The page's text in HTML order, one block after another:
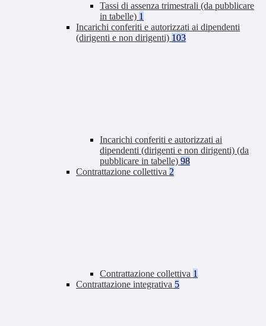
Tassi di assenza trimestrali (da pubblicare
in tabelle) 1
Incarichi conferiti e autorizzati ai dipendenti
(dirigenti e non dirigenti) 103
Incarichi conferiti e autorizzati ai
dipendenti (dirigenti e non dirigenti) (da
pubblicare in tabelle) 98
Contrattazione collettiva 2
Contrattazione collettiva 1
Contrattazione integrativa 5